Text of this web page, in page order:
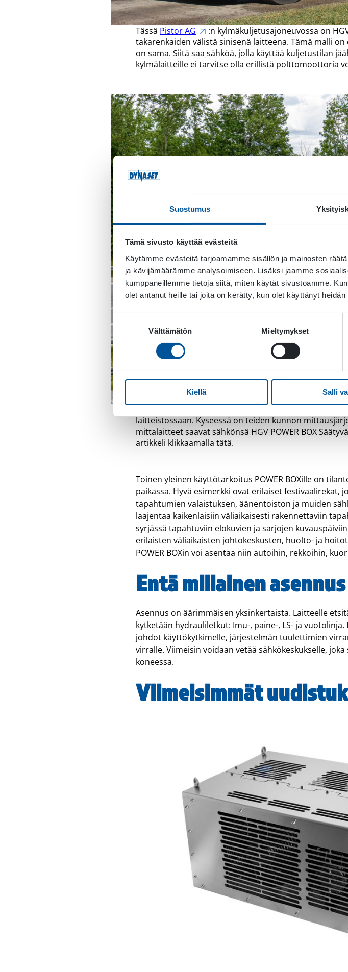
Suostumus
Tämä sivusto käyttää evästeitä
Käytämme evästeitä tarjoamamme sisällön ja mainosten
ja kävijämäärämme analysoimiseen. Lisäksi jaamme
kumppaneillemme tietoja siitä, miten käytät sivustoamme.
olet antanut heille tai joita on kerätty, kun olet käyttänyt heidän
Välttämätön Mieltymykset
Kiellä Salli
Tässä Pistor AG
:n kylmäkuljetusajoneuvossa on
takarenkaiden välistä sinisenä laitteena. Tämä malli
on sama. Siitä saa sähköä, jolla käyttää kuljetustilan
kylmälaitteille ei tarvitse olla erillistä polttomoottoria
laitteistossaan. Kyseessä on teiden kunnon
mittalaitteet saavat sähkönsä HGV POWER BOX
artikkeli klikkaamalla tätä.
Toinen yleinen käyttötarkoitus POWER BOXille on
paikassa. Hyvä esimerkki ovat erilaiset
tapahtumien valaistuksen, äänentoiston ja muiden
laajentaa kaikenlaisiin väliaikaisesti rakennettaviin
syrjässä tapahtuviin elokuvien ja sarjojen
erilaisten väliaikaisten johtokeskusten, huolto- ja
POWER BOXin voi asentaa niin autoihin, rekkoihin,
Entä millainen
Asennus on äärimmäisen yksinkertaista. Laitteelle
kytketään hydrauliletkut: Imu-, paine-, LS- ja
johdot käyttökytkimelle, järjestelmän tuulettimien
virralle. Viimeisin voidaan vetää sähkökeskukselle,
koneessa.
Viimeisimmät